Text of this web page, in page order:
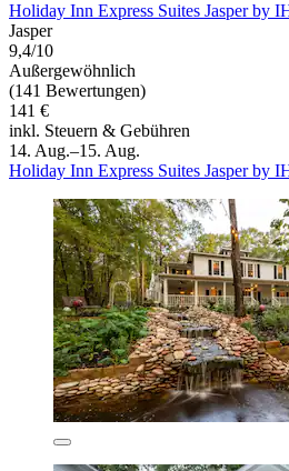
Holiday Inn Express Suites Jasper by
Jasper
9,4/10
Außergewöhnlich
(141 Bewertungen)
141 €
inkl. Steuern & Gebühren
14. Aug.–15. Aug.
Holiday Inn Express Suites Jasper by